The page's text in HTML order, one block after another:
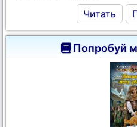
Читать
Попробуй